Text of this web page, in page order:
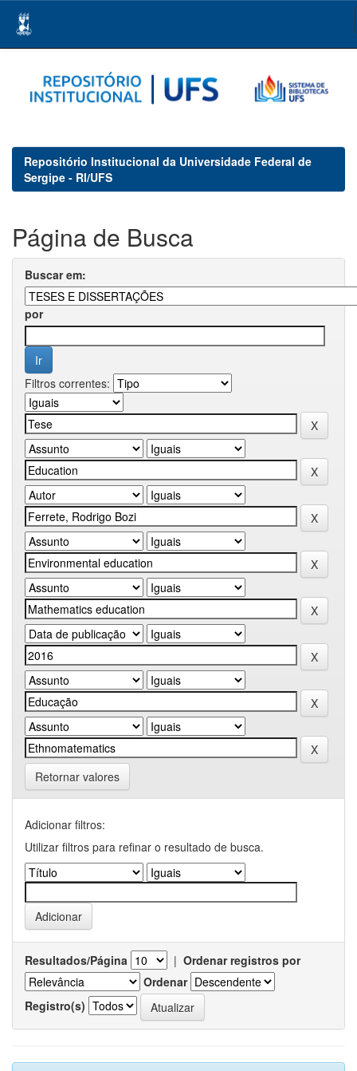
navigation
Repositório Institucional da Universidade Federal de
Sergipe - RI/UFS
Página de Busca
Buscar em:
por
Filtros correntes:
Retornar valores
Adicionar filtros:
Utilizar filtros para refinar o resultado de busca.
Resultados/Página | Ordenar registros por
Ordenar
Registro(s)